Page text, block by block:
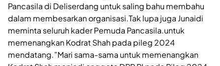
Pancasila di Deliserdang untuk saling bahu membahu
dalam membesarkan organisasi.Tak lupa juga Junaidi
meminta seluruh kader Pemuda Pancasila.untuk
memenangkan Kodrat Shah pada pileg 2024
mendatang.”Mari sama-sama untuk memenangkan